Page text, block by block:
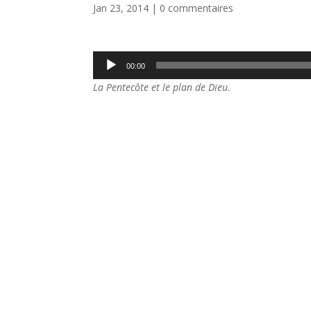
Jan 23, 2014 | 0 commentaires
Lecteur
audio
00:00
La Pentecôte et le plan de Dieu.